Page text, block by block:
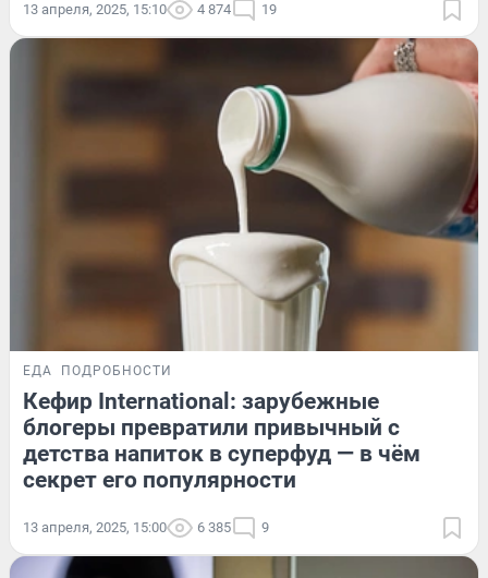
13 апреля, 2025, 15:10 4 874 19
ЕДА ПОДРОБНОСТИ
Кефир International: зарубежные
блогеры превратили привычный с
детства напиток в суперфуд — в чём
секрет его популярности
13 апреля, 2025, 15:00 6 385 9